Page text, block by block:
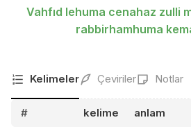
Vahfıd lehuma cenahaz zulli
rabbirhamhuma
Kelimeler Çeviriler Notlar
# kelime anlam